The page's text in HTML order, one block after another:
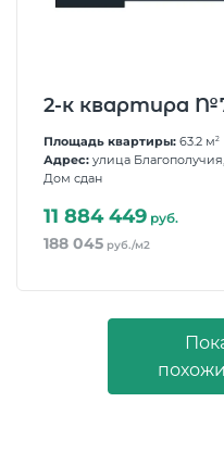
2-к квартира
Площадь квартиры: 63.2 м2
Адрес: улица Благополучия,
Дом сдан
11 884 449 руб.
188 045 руб./м2